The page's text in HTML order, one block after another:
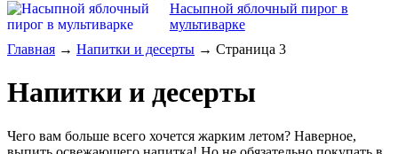
Насыпной яблочный пирог в
мультиварке
Главная → Напитки и десерты → Страница 3
Напитки и десерты
Чего вам больше всего хочется жарким летом? Наверное,